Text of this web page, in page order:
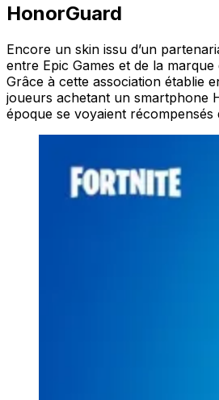
HonorGuard
Encore un skin issu d’un
entre Epic Games et de la
Grâce à cette association établie
joueurs achetant un smartphone
époque se voyaient récompensés